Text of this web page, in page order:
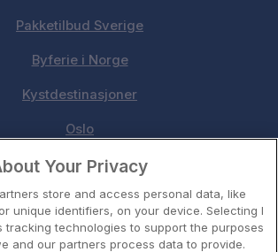
Pakketilbud Sverige
Byferie i Norge
Kystdestinasjoner
Oslo
Stavanger
Bergen
Utforsk Norden
Your Privacy
store and access personal data, like
unique identifiers, on your device. Selecting I
tracking technologies to support the purposes
and our partners process data to provide.